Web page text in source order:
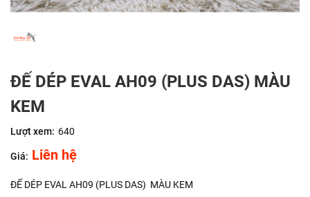
ĐẾ DÉP EVAL AH09 (PLUS DAS) MÀU
KEM
Lượt xem: 640
Giá: Liên hệ
ĐẾ DÉP EVAL AH09 (PLUS DAS) MÀU KEM